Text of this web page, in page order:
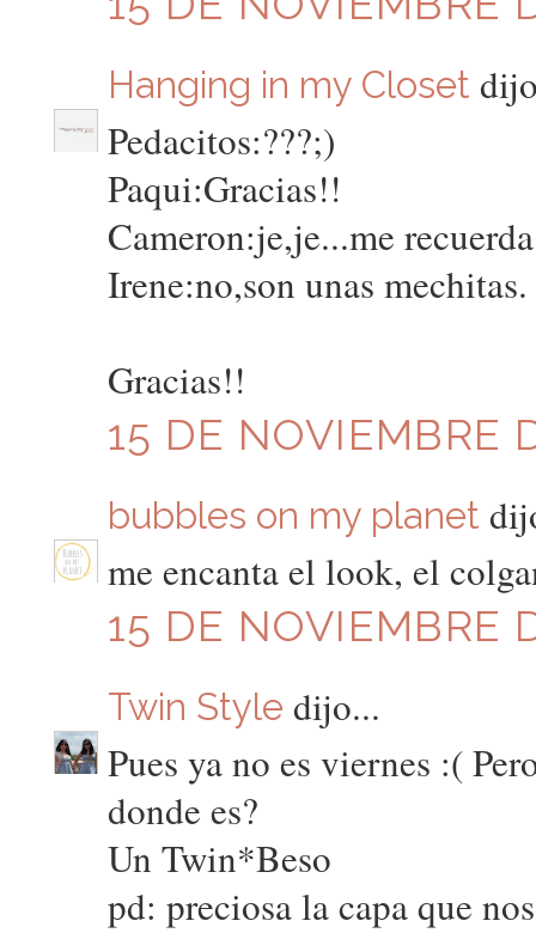
Hanging in my Closet
Pedacitos:???;)
Paqui:Gracias!!
Cameron:je,je...me
Irene:no,son unas mechitas.
Gracias!!
15 DE NOVIEMBRE
bubbles on my planet
me encanta el look, el
15 DE NOVIEMBRE
Twin Style dijo...
Pues ya no es viernes :(
donde es?
Un Twin*Beso
pd: preciosa la capa que